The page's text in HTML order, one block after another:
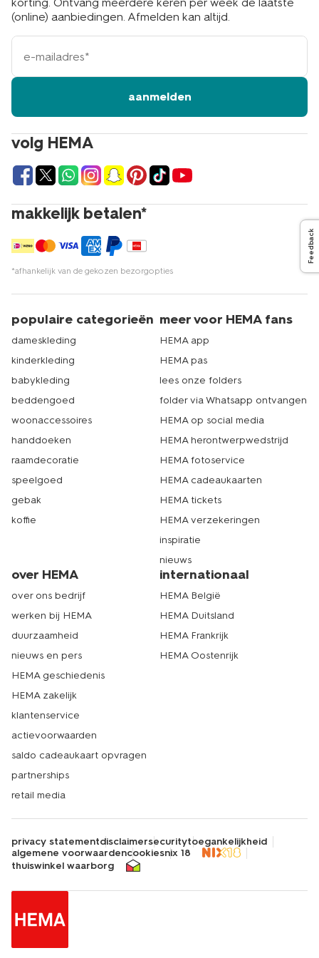
volg HEMA
makkelijk betalen*
*afhankelijk van de gekozen bezorgopties
(online) aanbiedingen. Afmelden kan altijd.
e-
mailadres
aanmelden
populaire categorieën
dameskleding
kinderkleding
babykleding
beddengoed
woonaccessoires
handdoeken
raamdecoratie
speelgoed
gebak
koffie
meer voor HEMA fans
HEMA app
HEMA pas
lees onze folders
folder via Whatsapp ontvangen
HEMA op social media
HEMA herontwerpwedstrijd
HEMA fotoservice
HEMA cadeaukaarten
HEMA tickets
HEMA verzekeringen
inspiratie
nieuws
over HEMA
over ons bedrijf
werken bij HEMA
duurzaamheid
nieuws en pers
HEMA geschiedenis
HEMA zakelijk
klantenservice
actievoorwaarden
saldo cadeaukaart opvragen
partnerships
retail media
internationaal
HEMA België
HEMA Duitsland
HEMA Frankrijk
HEMA Oostenrijk
privacy statementdisclaimersecuritytoegankelijkheid
algemene voorwaardencookiesnix 18
thuiswinkel waarborg
Feedback